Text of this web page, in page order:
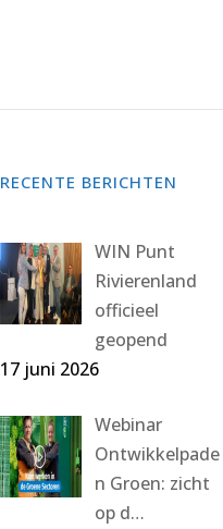
RECENTE BERICHTEN
WIN Punt
Rivierenland
officieel
geopend
17 juni 2026
Webinar
Ontwikkelpade
n Groen: zicht
op d…